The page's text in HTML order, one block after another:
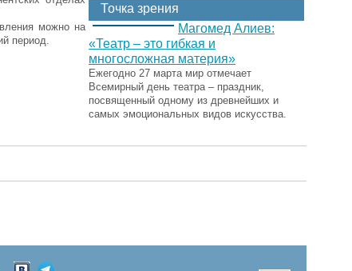
можно на
период.
Точка зрения
Магомед Алиев:
«Театр – это гибкая и
многосложная материя»
Ежегодно 27 марта мир отмечает
Всемирный день театра – праздник,
посвященный одному из древнейших и
самых эмоциональных видов искусства.